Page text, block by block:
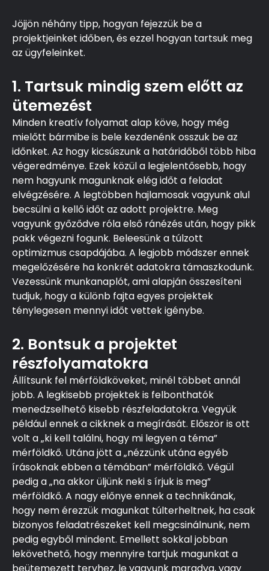
Jöjjön néhány tipp, hogyan fejezzük be a
projektjeinket időben, és ezzel hogyan tartsuk meg
az ügyfeleinket.
1. Tartsuk mindig szem előtt az
ütemezést
Minden kreatív folyamat alap köve, hogy még
mielőtt bármibe is bele kezdenénk osszuk be az
időnket. Az hogy kicsúszunk a határidőből több hiba
végeredménye. Ezek közül a legjelentősebb, hogy
nem hagyunk magunknak elég időt a feladat
elvégzésére. A legtöbben hajlamosak vagyunk alul
becsülni a kellő időt az adott projektre. Meg
vagyunk győződve róla első ránézés után, hogy pikk
pakk végezni fogunk. Beleesünk a túlzott
optimizmus csapdájába. A legjobb módszer ennek
megelőzésére ha konkrét adatokra támaszkodunk.
Vezessünk munkanaplót, ami alapján összesíteni
tudjuk, hogy a különb fajta egyes projektek
ténylegesen mennyi időt vettek igénybe.
2. Bontsuk a projektet
részfolyamatokra
Állítsunk fel mérföldköveket, minél többet annál
jobb. A legkisebb projektek is felbonthatók
menedzselhető kisebb részfeladatokra. Vegyük
például ennek a cikknek a megírását. Először is ott
volt a „ki kell találni, hogy mi legyen a téma”
mérföldkő. Utána jött a „nézzünk utána egyéb
írásoknak ebben a témában” mérföldkő. Végül
pedig a „na akkor üljünk neki s írjuk is meg”
mérföldkő. A nagy előnye ennek a technikának,
hogy nem érezzük magunkat túlterheltnek, ha csak
bizonyos feladatrészeket kell megcsinálnunk, nem
pedig egyből mindent. Emellett sokkal jobban
lekövethető, hogy mennyire tartjuk magunkat a